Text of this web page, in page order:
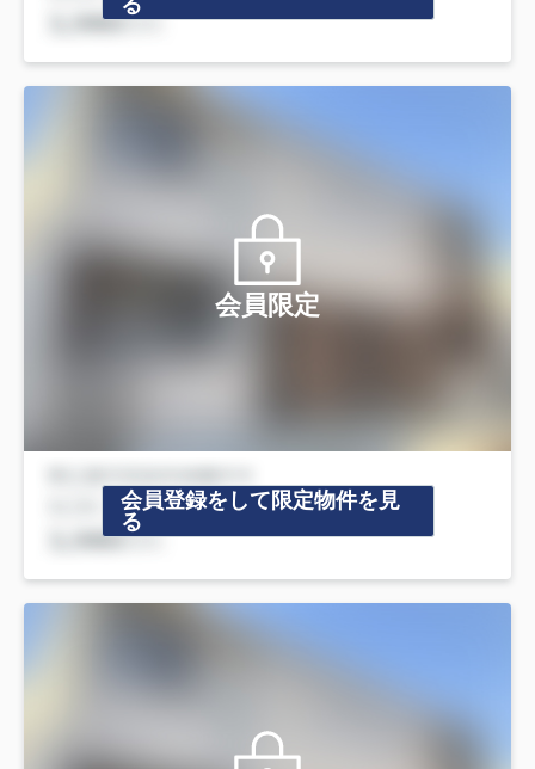
る
会員限定
会員登録をして限定物件を見
る